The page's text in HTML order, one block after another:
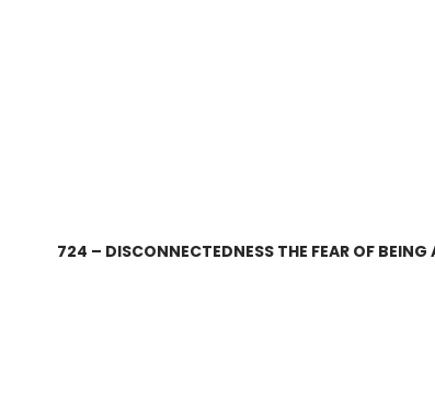
724 – DISCONNECTEDNESS THE FEAR OF